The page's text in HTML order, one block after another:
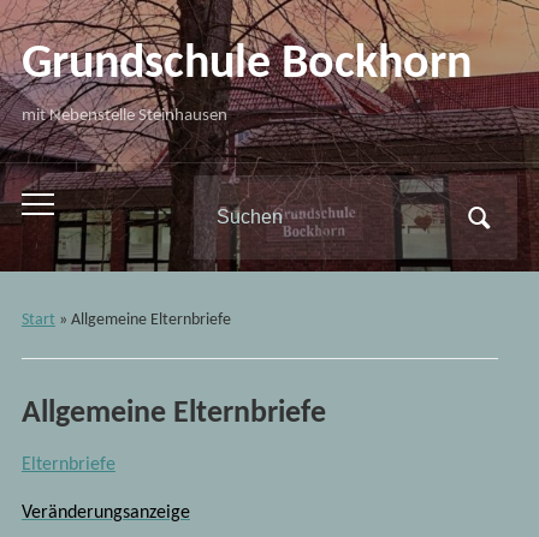
Grundschule Bockhorn
mit Nebenstelle Steinhausen
Toggle
mobile
menu
Search
for:
Start» Allgemeine Elternbriefe
Allgemeine Elternbriefe
Elternbriefe
Veränderungsanzeige